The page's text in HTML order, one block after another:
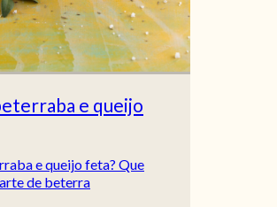
e queijo
e queijo feta? Que
de beterra